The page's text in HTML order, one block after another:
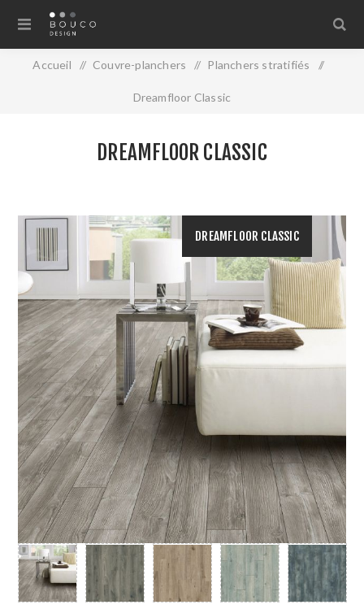
Accueil / Couvre-planchers / Planchers stratifiés /
Dreamfloor Classic
DREAMFLOOR CLASSIC
DREAMFLOOR CLASSIC